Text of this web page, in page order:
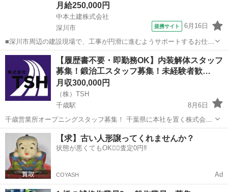
月給250,000円
中本土建株式会社
深川市
提携サイト 6月16日
■深川市周辺の建設現場で、工事が円滑に進むようサポートするお仕事
です。 いきなり難しいことをお任せすることはありません。 まずは先
輩の隣で「道具の名前を覚える」ところからスタート！ 《 具体的には
》 ・現場の記録：スマホ...
北海道 深川市 施工管理
【履歴書不要・即勤務OK】内装解体スタッフ
募集！鍛治工スタッフ募集！未経験者歓…
月収300,000円
（株）TSH
千歳駅
8月6日
千歳営業所オープニングスタッフ募集！ 千葉県に本社を置く株式会社
TSHです。 おかげさまで創業11期目を迎え、この度北海道エリア拡大
のため千歳営業所を新規開設しました！ 事業拡大につき一緒に会社を
盛り上げてくれる仲間を...
北海道 千歳市 千歳駅 その他 未経験
【求】古い人形譲ってくれませんか？
状態が悪くてもOK🙆‍♀️査定0円‼️
COYASH Ad